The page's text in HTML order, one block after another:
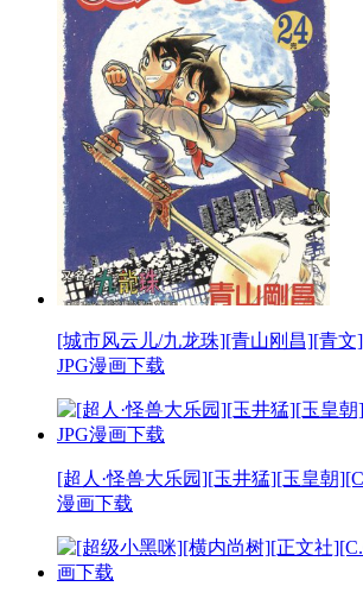
[城市风云儿/九龙珠][青山刚昌][青文
JPG漫画下载
[超人·怪兽大乐园][玉井猛][玉皇朝
漫画下载